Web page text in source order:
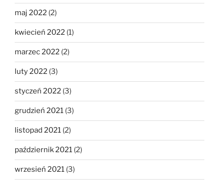
maj 2022 (2)
kwiecień 2022 (1)
marzec 2022 (2)
luty 2022 (3)
styczeń 2022 (3)
grudzień 2021 (3)
listopad 2021 (2)
październik 2021 (2)
wrzesień 2021 (3)